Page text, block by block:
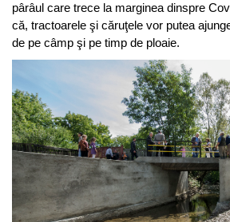
pârâul care trece la marginea dinspre
că, tractoarele şi căruţele vor putea
de pe câmp şi pe timp de ploaie.